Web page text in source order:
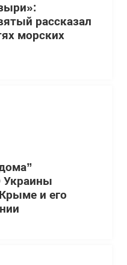
рассказал
морских
Украины
и его